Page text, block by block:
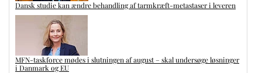
Dansk studie kan ændre behandling af tarmkræft-metastaser i leveren
MFN-taskforce mødes i slutningen af august – skal undersøge løsninger
i Danmark og EU